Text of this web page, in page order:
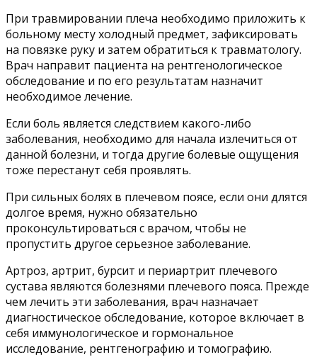
При травмировании плеча необходимо приложить к
больному месту холодный предмет, зафиксировать
на повязке руку и затем обратиться к травматологу.
Врач направит пациента на рентгенологическое
обследование и по его результатам назначит
необходимое лечение.
Если боль является следствием какого-либо
заболевания, необходимо для начала излечиться от
данной болезни, и тогда другие болевые ощущения
тоже перестанут себя проявлять.
При сильных болях в плечевом поясе, если они длятся
долгое время, нужно обязательно
проконсультироваться с врачом, чтобы не
пропустить другое серьезное заболевание.
Артроз, артрит, бурсит и периартрит плечевого
сустава являются болезнями плечевого пояса. Прежде
чем лечить эти заболевания, врач назначает
диагностическое обследование, которое включает в
себя иммунологическое и гормональное
исследование, рентгенографию и томографию.